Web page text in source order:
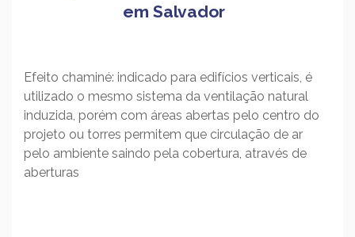
em Salvador
Efeito chaminé: indicado para edifícios verticais, é
utilizado o mesmo sistema da ventilação natural
induzida, porém com áreas abertas pelo centro do
projeto ou torres permitem que circulação de ar
pelo ambiente saindo pela cobertura, através de
aberturas